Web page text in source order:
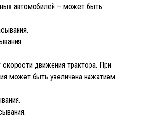
автомобилей – может быть
движения трактора. При
может быть увеличена нажатием